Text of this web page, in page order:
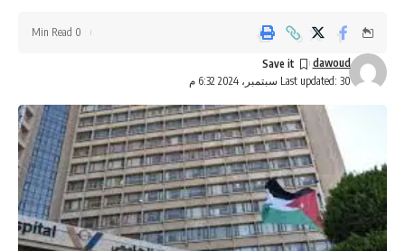
Last updated: 30 سبتمبر، 2024 6:32 م
dawoud
0 Min Read